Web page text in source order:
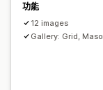
功能
12 images
Gallery: Grid,